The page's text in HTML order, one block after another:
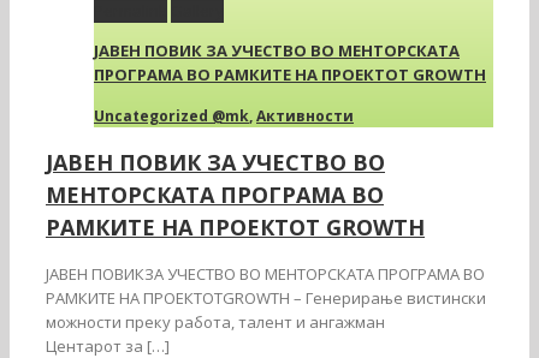
JАВЕН ПОВИК ЗА УЧЕСТВО ВО МЕНТОРСКАТА
ПРОГРАМА ВО РАМКИТЕ НА ПРОЕКТОТ GROWTH
Uncategorized @mk,Активности
JАВЕН ПОВИК ЗА УЧЕСТВО ВО
МЕНТОРСКАТА ПРОГРАМА ВО
РАМКИТЕ НА ПРОЕКТОТ GROWTH
JАВЕН ПОВИКЗА УЧЕСТВО ВО МЕНТОРСКАТА ПРОГРАМА ВО
РАМКИТЕ НА ПРОЕКТОТGROWTH – Генерирање вистински
можности преку работа, талент и ангажман
Центарот за […]